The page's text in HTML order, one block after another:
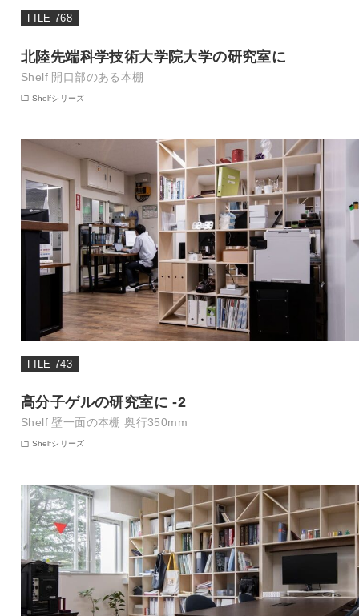
FILE 768
北陸先端科学技術大学院大学の研究室に
Shelf 開口部のある本棚
Shelfシリーズ
FILE 743
高分子ゲルの研究室に -2
Shelf 壁一面の本棚 奥行350mm
Shelfシリーズ